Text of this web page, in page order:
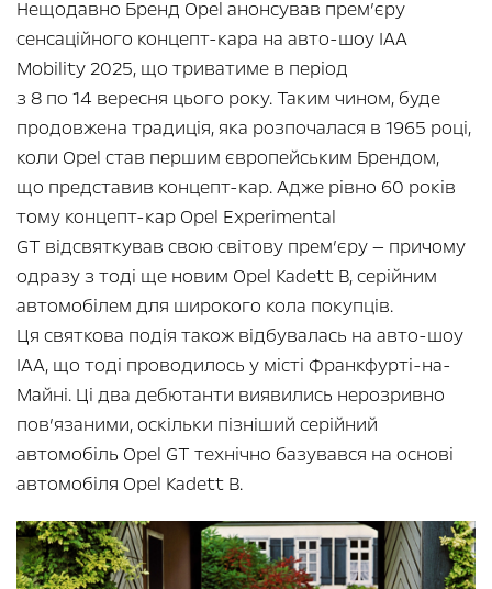
Нещодавно Бренд Opel анонсував прем’єру
сенсаційного концепт-кара на авто-шоу IAA
Mobility 2025, що триватиме в період
з 8 по 14 вересня цього року. Таким чином, буде
продовжена традиція, яка розпочалася в 1965 році,
коли Opel став першим європейським Брендом,
що представив концепт-кар. Адже рівно 60 років
тому концепт-кар Opel Experimental
GT відсвяткував свою світову прем’єру — причому
одразу з тоді ще новим Opel Kadett B, серійним
автомобілем для широкого кола покупців.
Ця святкова подія також відбувалась на авто-шоу
IAA, що тоді проводилось у місті Франкфурті-на-
Майні. Ці два дебютанти виявились нерозривно
пов’язаними, оскільки пізніший серійний
автомобіль Opel GT технічно базувався на основі
автомобіля Opel Kadett B.